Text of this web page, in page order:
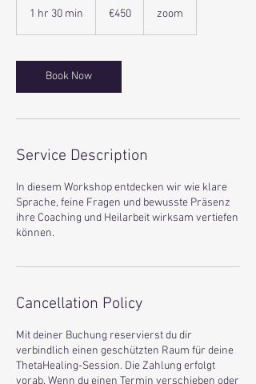
1 hr 30 min
0
m
i
euros
€450 zoom
Book Now
Service Description
In diesem Workshop entdecken wir wie klare
Sprache, feine Fragen und bewusste Präsenz
ihre Coaching und Heilarbeit wirksam vertiefen
können.
Cancellation Policy
Mit deiner Buchung reservierst du dir
verbindlich einen geschützten Raum für deine
ThetaHealing-Session. Die Zahlung erfolgt